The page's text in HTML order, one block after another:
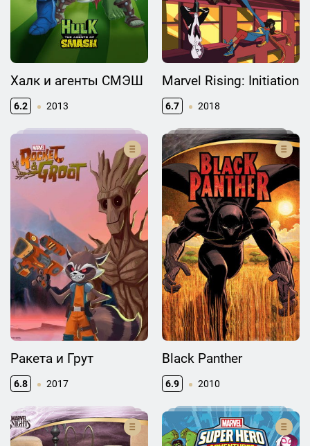
Халк и агенты СМЭШ
6.2 2013
Marvel Rising: Initiation
6.7 2018
Ракета и Грут
6.8 2017
Black Panther
6.9 2010